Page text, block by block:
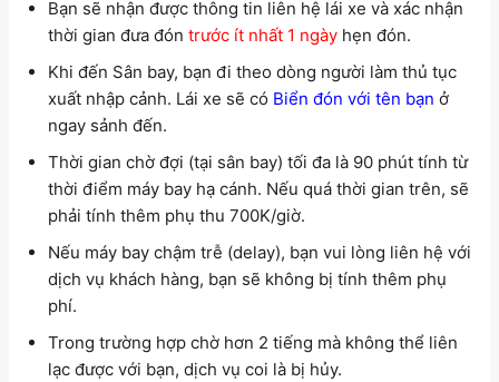
Bạn sẽ nhận được thông tin liên hệ lái xe và xác nhận
thời gian đưa đón trước ít nhất 1 ngàyhẹn đón.
Khi đến Sân bay, bạn đi theo dòng người làm thủ tục
xuất nhập cảnh. Lái xe sẽ có Biển đón với tên bạn ở
ngay sảnh đến.
Thời gian chờ đợi (tại sân bay) tối đa là 90 phút tính từ
thời điểm máy bay hạ cánh. Nếu quá thời gian trên, sẽ
phải tính thêm phụ thu 700K/giờ.
Nếu máy bay chậm trễ (delay), bạn vui lòng liên hệ với
dịch vụ khách hàng, bạn sẽ không bị tính thêm phụ
phí.
Trong trường hợp chờ hơn 2 tiếng mà không thể liên
lạc được với bạn, dịch vụ coi là bị hủy.